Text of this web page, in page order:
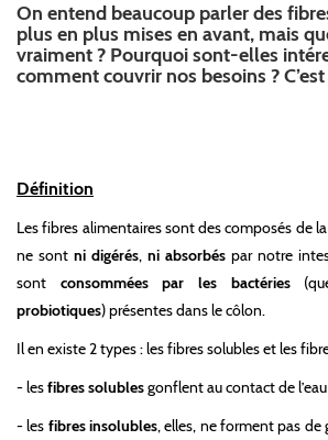
On entend beaucoup parler des
plus en plus mises en avant, mais
vraiment ? Pourquoi sont-elles
comment couvrir nos besoins ?
Définition
Les fibres alimentaires sont des composés de
ne sont ni digérés, ni absorbés par notre
sont consommées par les bactéries
probiotiques) présentes dans le côlon.
Il en existe 2 types : les fibres solubles et les
- lesfibres solublesgonflent au contact de
- les fibres insolubles, elles, ne forment pas